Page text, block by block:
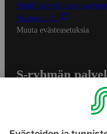
Mobiilisovelluksen
Mainostajalle
Muuta evästeasetuksia
S-ryhmän